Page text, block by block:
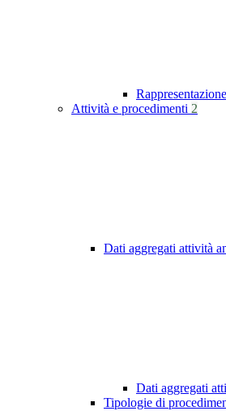
Attività e procedimenti 2
Dati aggregati attività
Dati aggregati
Tipologie di